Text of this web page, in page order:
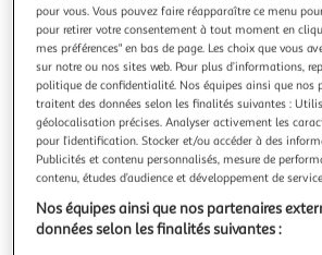
Tente de camping tunnel 3
impermeable
Cette tente de camping a l'aspect
des intemperies et vous offre un espace
vos aventures en tout lieu. Conception
tout autour : cette tente de camping,
polyester avec un revetement PU, est
resistante au vent. Les co
En savoir +
Vendu parMultishop
Livraison dès 5/6 jours
Plus d'options
pour vous. Vous pouvez faire réapparaître ce menu
pour retirer votre consentement à tout moment en
mes préférences" en bas de page. Les choix que vous
sur notre ou nos sites web. Pour plus d’informations,
politique de confidentialité. Nos équipes ainsi que nos
traitent des données selon les finalités suivantes :
géolocalisation précises. Analyser activement les
pour l’identification. Stocker et/ou accéder à des
Publicités et contenu personnalisés, mesure de
contenu, études d’audience et développement de
Nos équipes ainsi que nos partenaires
données selon les finalités suivantes :